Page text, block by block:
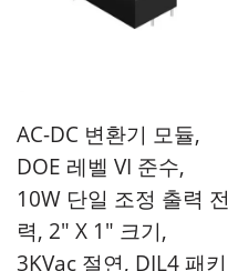
AC-DC 변환기 모듈,
DOE 레벨 VI 준수,
10W 단일 조정 출력 전
력, 2" X 1" 크기,
3KVac 절연, DIL4 패키